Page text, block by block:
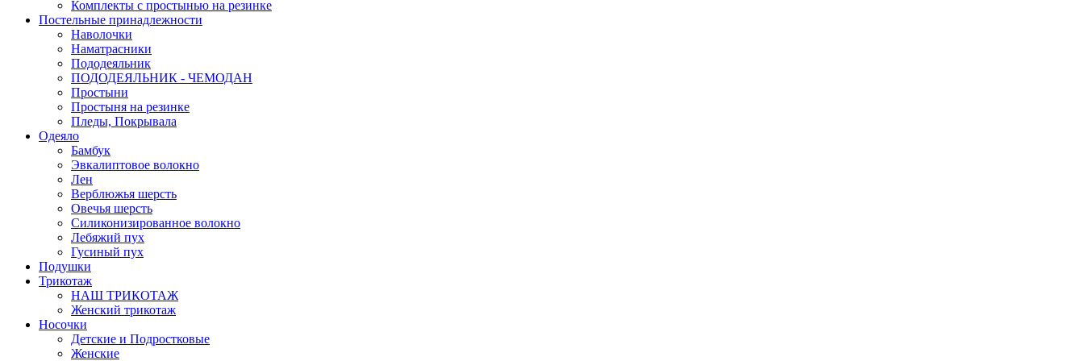
Комплекты с простынью на резинке
Постельные принадлежности
Наволочки
Наматрасники
Пододеяльник
ПОДОДЕЯЛЬНИК - ЧЕМОДАН
Простыни
Простыня на резинке
Пледы, Покрывала
Одеяло
Бамбук
Эвкалиптовое волокно
Лен
Верблюжья шерсть
Овечья шерсть
Силиконизированное волокно
Лебяжий пух
Гусиный пух
Подушки
Трикотаж
НАШ ТРИКОТАЖ
Женский трикотаж
Носочки
Детские и Подростковые
Женские